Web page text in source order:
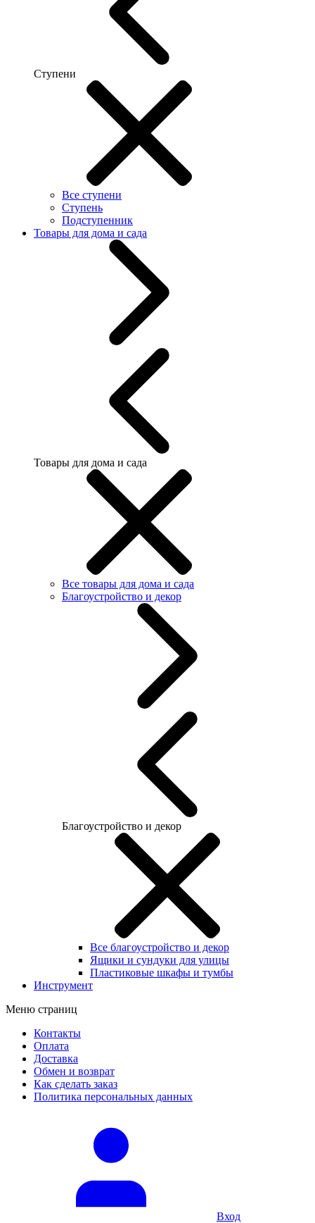
Ступени
Все ступени
Ступень
Подступенник
Товары для дома и сада
Товары для дома и сада
Все товары для дома и сада
Благоустройство и декор
Благоустройство и декор
Все благоустройство и декор
Ящики и сундуки для улицы
Пластиковые шкафы и тумбы
Инструмент
Меню страниц
Контакты
Оплата
Доставка
Обмен и возврат
Как сделать заказ
Политика персональных данных
Вход